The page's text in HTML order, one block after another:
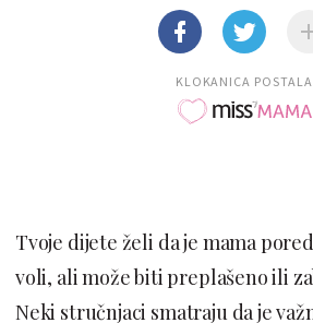
KLOKANICA POSTALA
Tvoje dijete želi da je mama
voli, ali može biti preplašeno ili
Neki stručnjaci smatraju da je